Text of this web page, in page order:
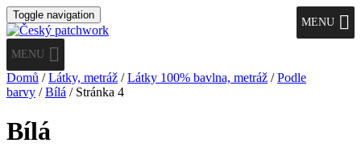
Toggle navigation
MENU
MENU
Domů /Látky, metráž /Látky 100% bavlna, metráž /Podle
barvy /Bílá / Stránka 4
Bílá